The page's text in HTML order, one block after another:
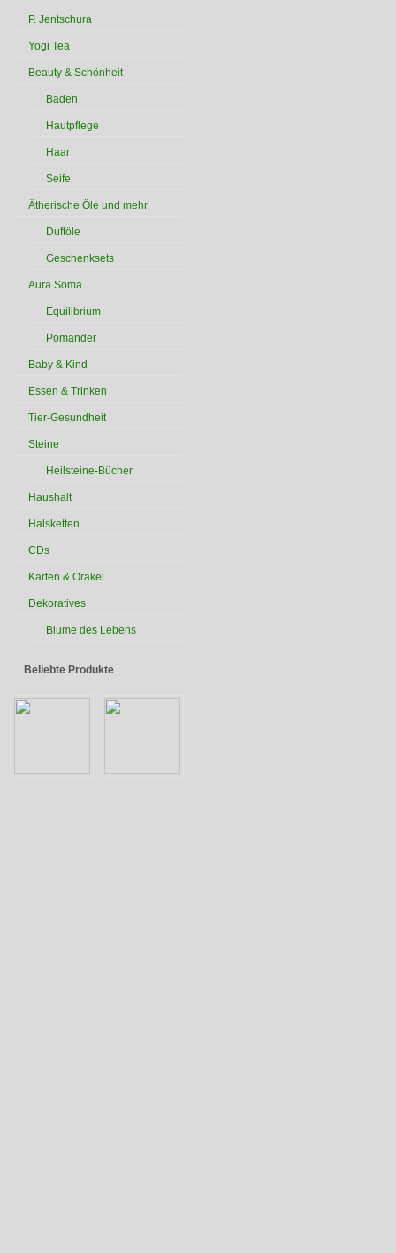
P. Jentschura
Yogi Tea
Beauty & Schönheit
Baden
Hautpflege
Haar
Seife
Ätherische Öle und mehr
Duftöle
Geschenksets
Aura Soma
Equilibrium
Pomander
Baby & Kind
Essen & Trinken
Tier-Gesundheit
Steine
Heilsteine-Bücher
Haushalt
Halsketten
CDs
Karten & Orakel
Dekoratives
Blume des Lebens
Beliebte Produkte